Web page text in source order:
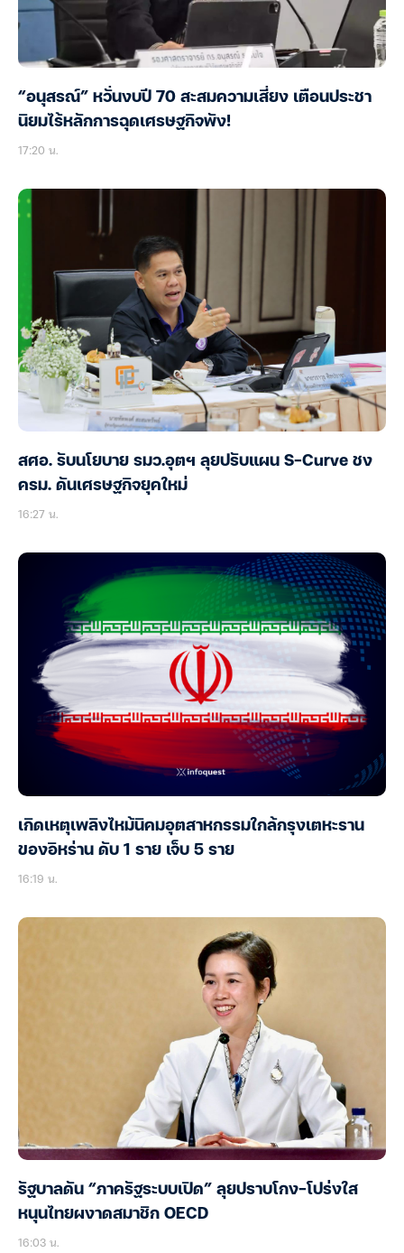
“อนุสรณ์” หวั่นงบปี 70 สะสมความเสี่ยง เตือนประชา
นิยมไร้หลักการฉุดเศรษฐกิจพัง!
17:20 น.
สศอ. รับนโยบาย รมว.อุตฯ ลุยปรับแผน S-Curve ชง
ครม. ดันเศรษฐกิจยุคใหม่
16:27 น.
เกิดเหตุเพลิงไหม้นิคมอุตสาหกรรมใกล้กรุงเตหะราน
ของอิหร่าน ดับ 1 ราย เจ็บ 5 ราย
16:19 น.
รัฐบาลดัน “ภาครัฐระบบเปิด” ลุยปราบโกง-โปร่งใส
หนุนไทยผงาดสมาชิก OECD
16:03 น.